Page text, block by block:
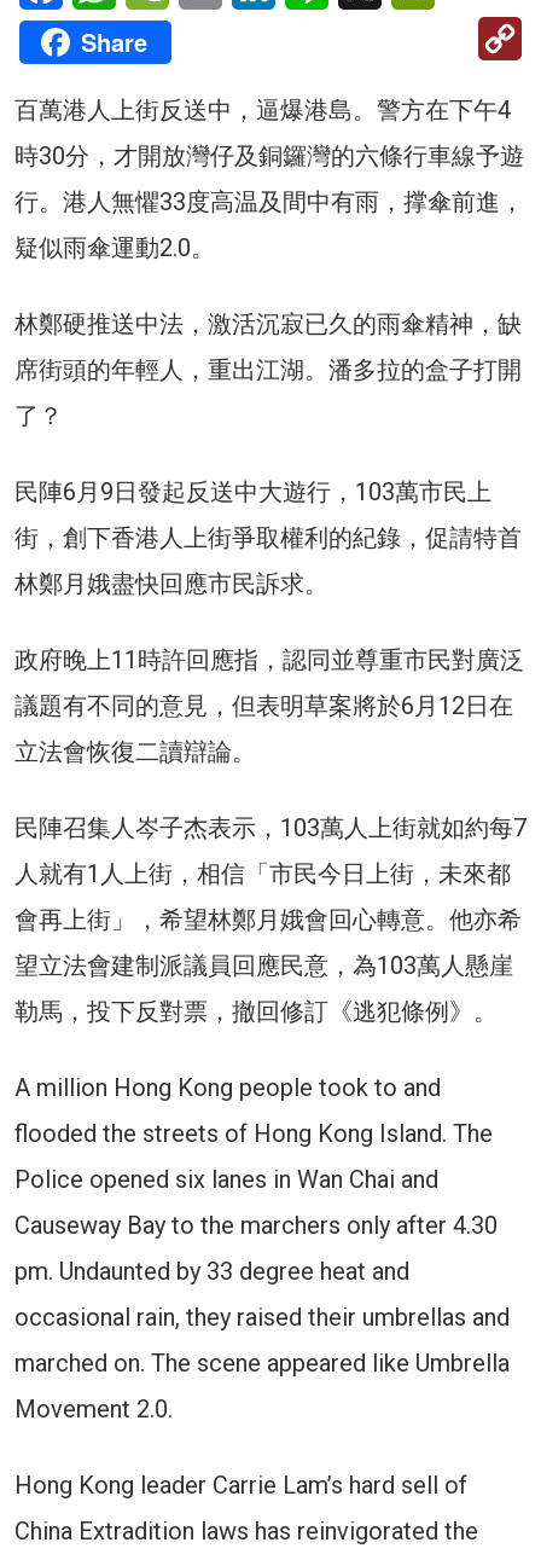
Share
百萬港人上街反送中，逼爆港島。警方在下午4
時30分，才開放灣仔及銅鑼灣的六條行車線予遊
行。港人無懼33度高温及間中有雨，撑傘前進，
疑似雨傘運動2.0。
林鄭硬推送中法，激活沉寂已久的雨傘精神，缺
席街頭的年輕人，重出江湖。潘多拉的盒子打開
了？
民陣6月9日發起反送中大遊行，103萬市民上
街，創下香港人上街爭取權利的紀錄，促請特首
林鄭月娥盡快回應市民訴求。
政府晚上11時許回應指，認同並尊重市民對廣泛
議題有不同的意見，但表明草案將於6月12日在
立法會恢復二讀辯論。
民陣召集人岑子杰表示，103萬人上街就如約每7
人就有1人上街，相信「市民今日上街，未來都
會再上街」，希望林鄭月娥會回心轉意。他亦希
望立法會建制派議員回應民意，為103萬人懸崖
勒馬，投下反對票，撤回修訂《逃犯條例》。
A million Hong Kong people took to and
flooded the streets of Hong Kong Island. The
Police opened six lanes in Wan Chai and
Causeway Bay to the marchers only after 4.30
pm. Undaunted by 33 degree heat and
occasional rain, they raised their umbrellas and
marched on. The scene appeared like Umbrella
Movement 2.0.
Hong Kong leader Carrie Lam’s hard sell of
China Extradition laws has reinvigorated the